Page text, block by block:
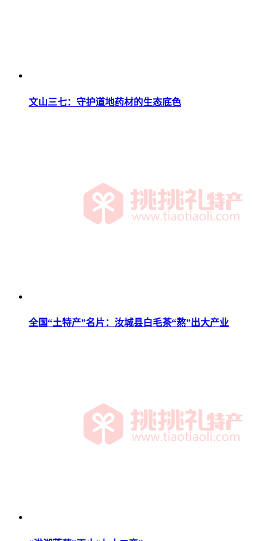
文山三七：守护道地药材的生态底色
全国“土特产”名片：汝城县白毛茶“熬”出大产业